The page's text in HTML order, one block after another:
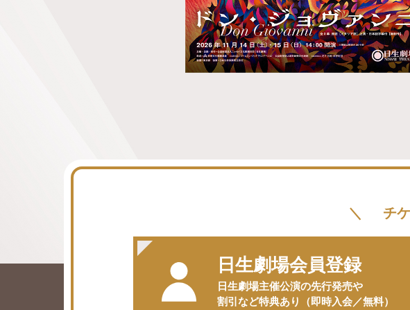
チ
日生劇場会員登録
⽇⽣劇場主催公演の先行発売や
割引など特典あり（即時入会／無料）